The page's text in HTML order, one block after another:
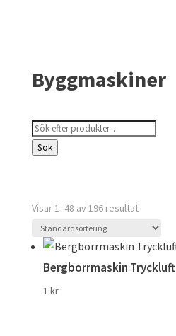
Byggmaskiner
Products
search
Sök
Visar 1–48 av 196 resultat
Bergborrmaskin Tryckluft
1 kr